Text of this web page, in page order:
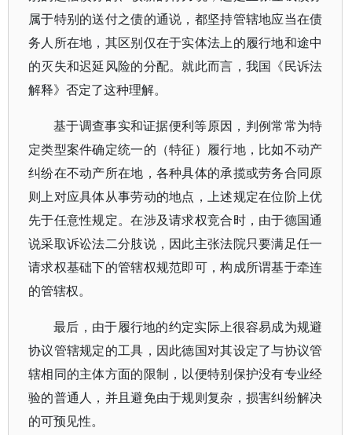
属于特别的送付之债的通说，都坚持管辖地应当在债
务人所在地，其区别仅在于实体法上的履行地和途中
的灭失和迟延风险的分配。就此而言，我国《民诉法
解释》否定了这种理解。
基于调查事实和证据便利等原因，判例常常为特
定类型案件确定统一的（特征）履行地，比如不动产
纠纷在不动产所在地，各种具体的承揽或劳务合同原
则上对应具体从事劳动的地点，上述规定在位阶上优
先于任意性规定。在涉及请求权竞合时，由于德国通
说采取诉讼法二分肢说，因此主张法院只要满足任一
请求权基础下的管辖权规范即可，构成所谓基于牵连
的管辖权。
最后，由于履行地的约定实际上很容易成为规避
协议管辖规定的工具，因此德国对其设定了与协议管
辖相同的主体方面的限制，以便特别保护没有专业经
验的普通人，并且避免由于规则复杂，损害纠纷解决
的可预见性。